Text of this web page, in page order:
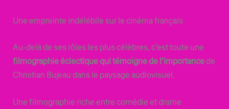
Une empreinte indélébile sur le cinéma français
Au-delà de ses rôles les plus célèbres, c’est toute une
filmographie éclectiquequi témoigne de l’importancede
Christian Bujeau dans le paysage audiovisuel.
Une filmographie riche entre comédie et drame